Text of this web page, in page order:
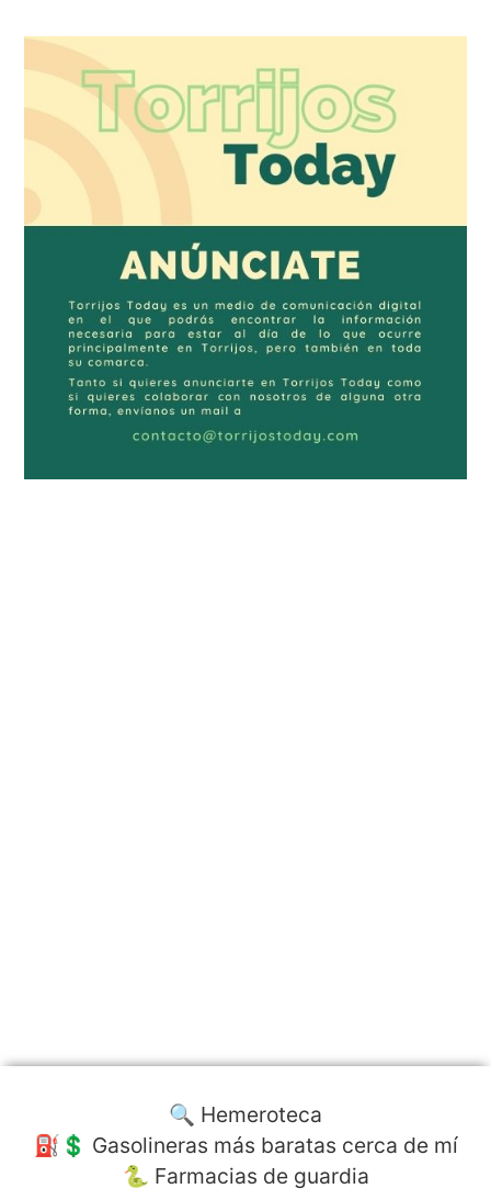
🔍 Hemeroteca
⛽️💲 Gasolineras más baratas cerca de mí
🐍 Farmacias de guardia